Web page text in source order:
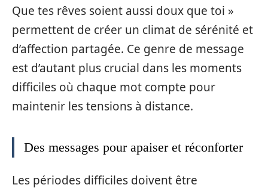
Que tes rêves soient aussi doux que toi »
permettent de créer un climat de sérénité et
d’affection partagée. Ce genre de message
est d’autant plus crucial dans les moments
difficiles où chaque mot compte pour
maintenir les tensions à distance.
Des messages pour apaiser et réconforter
Les périodes difficiles doivent être